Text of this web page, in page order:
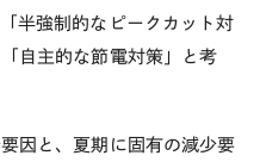
半強制的なピークカット対
自主的な節電対策」と考
因と、夏期に固有の減少要